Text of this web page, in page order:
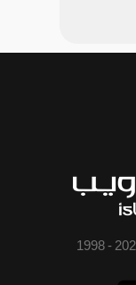
جميع الحقوق محفوظة © 2026 - 1998